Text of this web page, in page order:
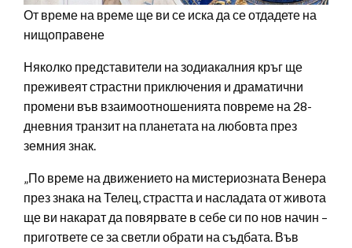
От време на време ще ви се иска да се отдадете на
нищоправене
Няколко представители на зодиакалния кръг ще
преживеят страстни приключения и драматични
промени във взаимоотношенията повреме на 28-
дневния транзит на планетата на любовта през
земния знак.
„По време на движението на мистериозната Венера
през знака на Телец, страстта и насладата от живота
ще ви накарат да повярвате в себе си по нов начин –
пригответе се за светли обрати на съдбата. Във